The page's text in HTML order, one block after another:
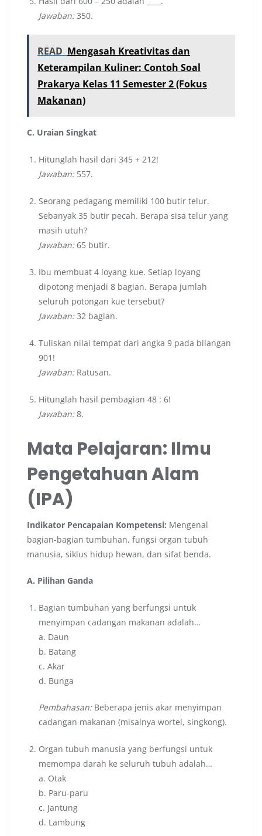
Jawaban:350.
READ Mengasah Kreativitas dan
Keterampilan Kuliner: Contoh Soal
Prakarya Kelas 11 Semester 2 (Fokus
Makanan)
C. Uraian Singkat
Hitunglah hasil dari 345 + 212!
Jawaban:557.
Seorang pedagang memiliki 100 butir telur.
Sebanyak 35 butir pecah. Berapa sisa telur yang
masih utuh?
Jawaban:65 butir.
Ibu membuat 4 loyang kue. Setiap loyang
dipotong menjadi 8 bagian. Berapa jumlah
seluruh potongan kue tersebut?
Jawaban:32 bagian.
Tuliskan nilai tempat dari angka 9 pada bilangan
901!
Jawaban:Ratusan.
Hitunglah hasil pembagian 48 : 6!
Jawaban:8.
Mata Pelajaran: Ilmu
Pengetahuan Alam
(IPA)
Indikator Pencapaian Kompetensi: Mengenal
bagian-bagian tumbuhan, fungsi organ tubuh
manusia, siklus hidup hewan, dan sifat benda.
A. Pilihan Ganda
Bagian tumbuhan yang berfungsi untuk
menyimpan cadangan makanan adalah…
a. Daun
b. Batang
c. Akar
d. Bunga
Pembahasan:Beberapa jenis akar menyimpan
cadangan makanan (misalnya wortel, singkong).
Organ tubuh manusia yang berfungsi untuk
memompa darah ke seluruh tubuh adalah…
a. Otak
b. Paru-paru
c. Jantung
d. Lambung